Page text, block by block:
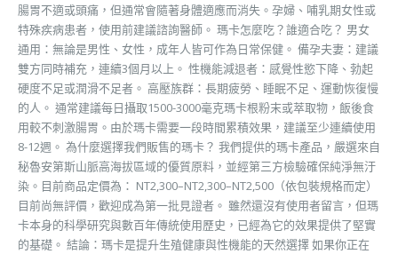
腸胃不適或頭痛，但通常會隨著身體適應而消失。孕婦、哺乳期女性或
特殊疾病患者，使用前建議諮詢醫師。 瑪卡怎麼吃？誰適合吃？ 男女
通用：無論是男性、女性，成年人皆可作為日常保健。 備孕夫妻：建議
雙方同時補充，連續3個月以上。 性機能減退者：感覺性慾下降、勃起
硬度不足或潤滑不足者。 高壓族群：長期疲勞、睡眠不足、運動恢復慢
的人。 通常建議每日攝取1500-3000毫克瑪卡根粉末或萃取物，飯後食
用較不刺激腸胃。由於瑪卡需要一段時間累積效果，建議至少連續使用
8-12週。 為什麼選擇我們販售的瑪卡？ 我們提供的瑪卡產品，嚴選來自
秘魯安第斯山脈高海拔區域的優質原料，並經第三方檢驗確保純淨無汙
染。目前商品定價為： NT2,300–NT2,300–NT2,500（依包裝規格而定）
目前尚無評價，歡迎成為第一批見證者。 雖然還沒有使用者留言，但瑪
卡本身的科學研究與數百年傳統使用歷史，已經為它的效果提供了堅實
的基礎。 結論：瑪卡是提升生殖健康與性機能的天然選擇 如果你正在